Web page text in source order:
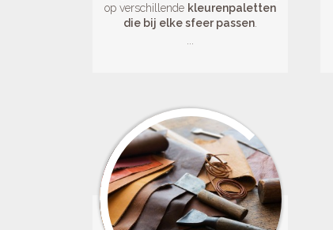
op verschillende kleurenpaletten
die bij elke sfeer passen